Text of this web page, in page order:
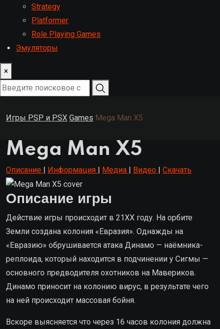
Strategy
Platformer
Role Playing Games
Эмуляторы
×
Игры PSP и PSX Games Mega Man X5
Mega Man X5
Описание | Информация | Медиа | Видео | Скачать
Описание игры
Действие игры происходит в 21ХХ году. На орбите
Земли создана колония «Евразия». Однажды на
«Евразию» обрушивается атака Динамо — наёмника-
реплоида, который находится в подчинении у Сигмы —
основного предводителя охотников на Мавериков.
Динамо приносит на колонию вирус, в результате чего
на ней происходит массовая бойня.
Вскоре выясняется что через 16 часов колония должна